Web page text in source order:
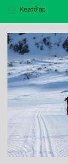
Kezdőlap